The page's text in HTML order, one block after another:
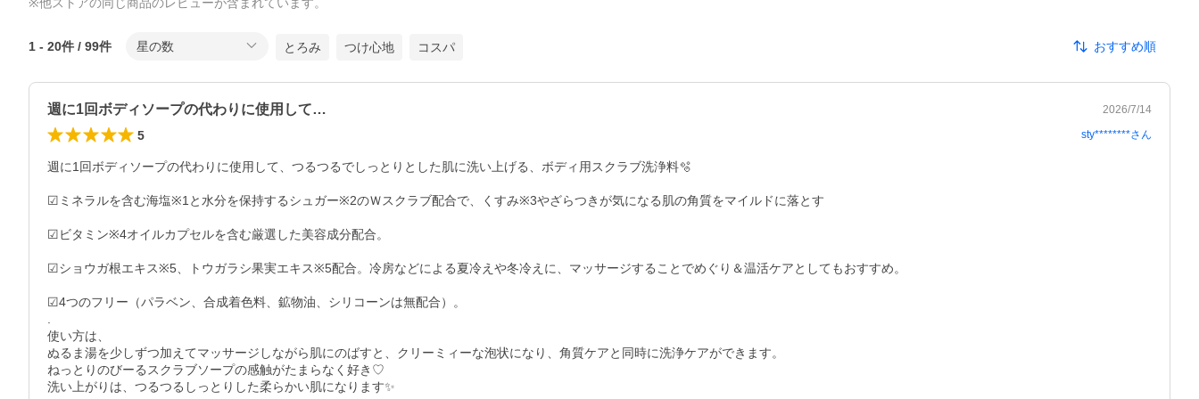
1 - 20件 / 99件 星の数 とろみ つけ心地 コスパ おすすめ順
週に1回ボディソープの代わりに使用して… 2026/7/14
5 sty********さん
週に1回ボディソープの代わりに使用して、つるつるでしっとりとした肌に洗い上げる、ボディ用スクラブ洗浄料🫧
☑︎ミネラルを含む海塩※1と水分を保持するシュガー※2のＷスクラブ配合で、くすみ※3やざらつきが気になる肌の角質をマイルドに落とす
☑︎ビタミン※4オイルカプセルを含む厳選した美容成分配合。
☑︎ショウガ根エキス※5、トウガラシ果実エキス※5配合。冷房などによる夏冷えや冬冷えに、マッサージすることでめぐり＆温活ケアとしてもおすすめ。
☑︎4つのフリー（パラベン、合成着色料、鉱物油、シリコーンは無配合）。
.
使い方は、
ぬるま湯を少しずつ加えてマッサージしながら肌にのばすと、クリーミィーな泡状になり、角質ケアと同時に洗浄ケアができます。
ねっとりのびーるスクラブソープの感触がたまらなく好き♡
洗い上がりは、つるつるしっとりした柔らかい肌になります✨